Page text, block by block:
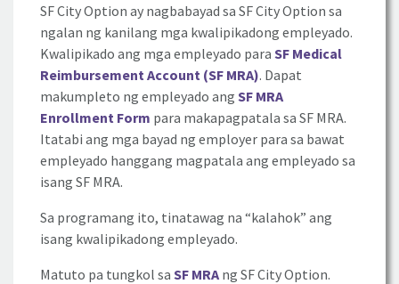
SF City Option ay nagbabayad sa SF City Option sa
ngalan ng kanilang mga kwalipikadong empleyado.
Kwalipikado ang mga empleyado para SF Medical
Reimbursement Account (SF MRA). Dapat
makumpleto ng empleyado ang SF MRA
Enrollment Form para makapagpatala sa SF MRA.
Itatabi ang mga bayad ng employer para sa bawat
empleyado hanggang magpatala ang empleyado sa
isang SF MRA.
Sa programang ito, tinatawag na “kalahok” ang
isang kwalipikadong empleyado.
Matuto pa tungkol sa SF MRA ng SF City Option.